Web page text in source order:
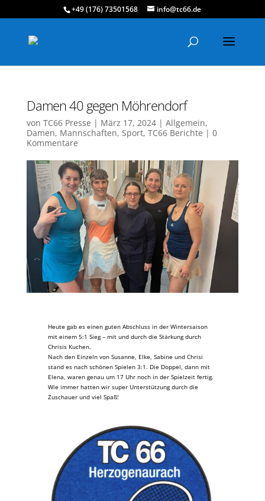
+49 (176) 73501568 info@tc66.de
Damen 40 gegen Möhrendorf
von TC66 Presse | März 17, 2024| Allgemein,
Damen, Mannschaften, Sport, TC66 Berichte | 0
Kommentare
Heute gab es einen guten Abschluss in der Wintersaison
mit einem 5:1 Sieg – mit und durch die Stärkung durch
Chrisis Kuchen.
Nach den Einzeln von Susanne, Elke, Sabine und Chrisi
stand es nach schönen Spielen 3:1. Die Doppel, dann mit
Elena, waren genau um 17 Uhr noch in der Spielzeit fertig.
Wie immer hatten wir super Unterstützung durch die
Zuschauer und viel Spaß!